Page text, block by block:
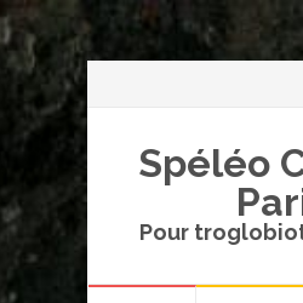
Spéléo
Pour